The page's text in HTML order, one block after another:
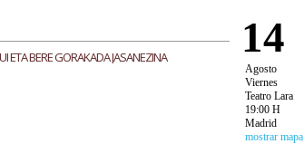
ETA BERE GORAKADA JASANEZINA 14
Agosto
Viernes
Teatro Lara
19:00 H
Madrid
mostrar mapa